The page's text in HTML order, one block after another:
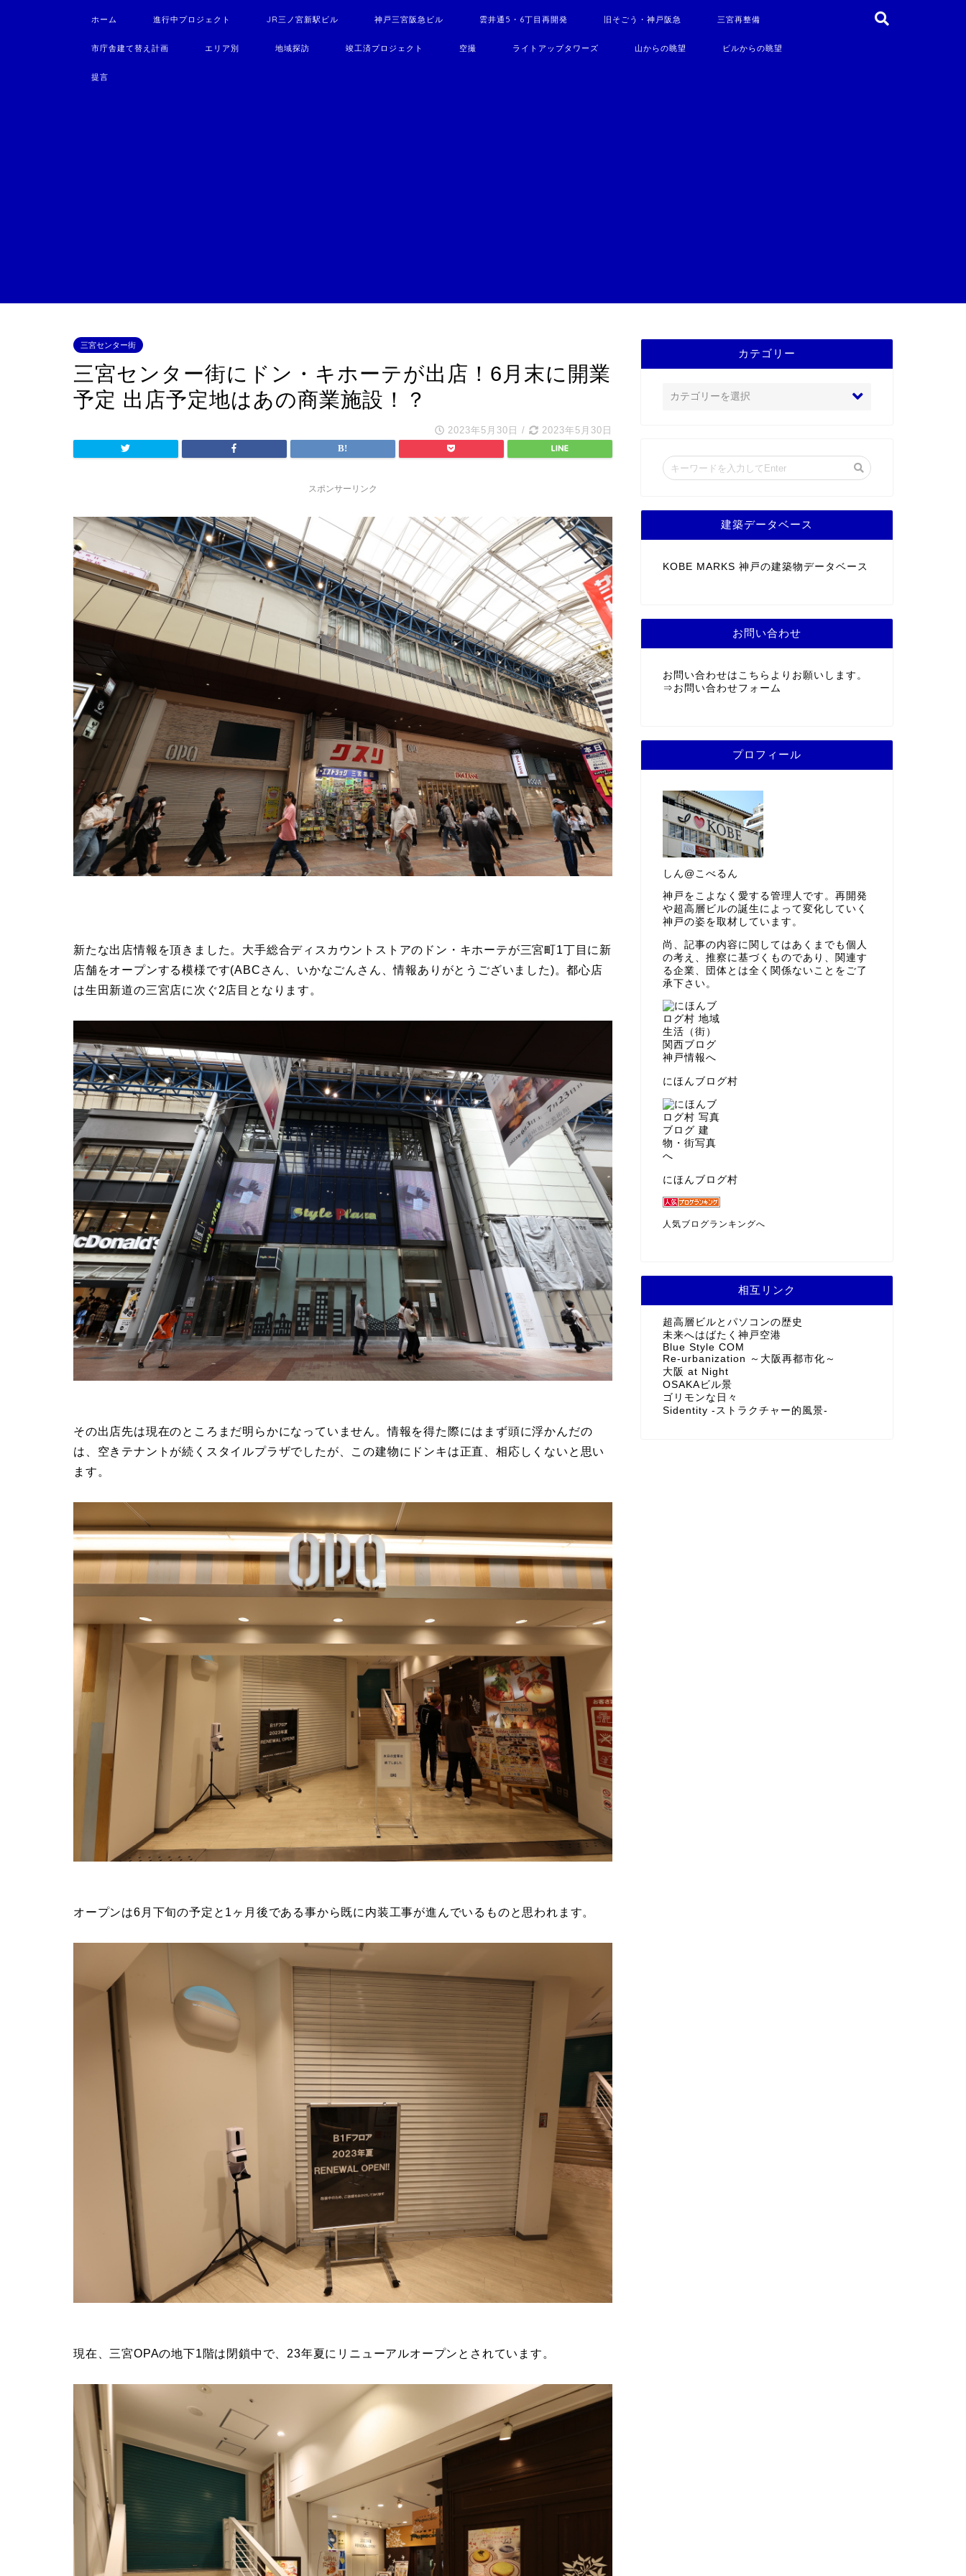
ホーム 進行中プロジェクト JR三ノ宮新駅ビル 神戸三宮阪急ビル 雲井通5・6丁目再開発 旧そごう・神戸阪急 三宮再整備
市庁舎建て替え計画 エリア別 地域探訪 竣工済プロジェクト 空撮 ライトアップタワーズ 山からの眺望 ビルからの眺望
提言
三宮センター街
三宮センター街にドン・キホーテが出店！6月末に開業
予定 出店予定地はあの商業施設！？
2023年5月30日 / 2023年5月30日
スポンサーリンク
新たな出店情報を頂きました。大手総合ディスカウントストアのドン・キホーテが三宮町1丁目に新
店舗をオープンする模様です(ABCさん、いかなごんさん、情報ありがとうございました)。都心店
は生田新道の三宮店に次ぐ2店目となります。
その出店先は現在のところまだ明らかになっていません。情報を得た際にはまず頭に浮かんだの
は、空きテナントが続くスタイルプラザでしたが、この建物にドンキは正直、相応しくないと思い
ます。
オープンは6月下旬の予定と1ヶ月後である事から既に内装工事が進んでいるものと思われます。
現在、三宮OPAの地下1階は閉鎖中で、23年夏にリニューアルオープンとされています。
カテゴリー
建築データベース
KOBE MARKS 神戸の建築物データベース
お問い合わせ
お問い合わせはこちらよりお願いします。
⇒ お問い合わせフォーム
プロフィール
しん@こべるん
神戸をこよなく愛する管理人です。再開発
や超高層ビルの誕生によって変化していく
神戸の姿を取材しています。
尚、記事の内容に関してはあくまでも個人
の考え、推察に基づくものであり、関連す
る企業、団体とは全く関係ないことをご了
承下さい。
にほんブログ村
にほんブログ村
人気ブログランキングへ
相互リンク
超高層ビルとパソコンの歴史
未来へはばたく神戸空港
Blue Style COM
Re-urbanization ～大阪再都市化～
大阪 at Night
OSAKAビル景
ゴリモンな日々
Sidentity -ストラクチャー的風景-